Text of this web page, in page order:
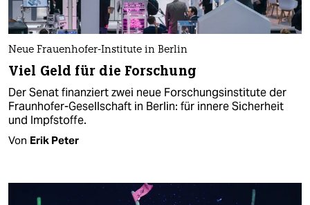
Neue Frauenhofer-Institute in Berlin
Viel Geld für die Forschung
Der Senat finanziert zwei neue Forschungsinstitute der
Fraunhofer-Gesellschaft in Berlin: für innere Sicherheit
und Impfstoffe.
Von Erik Peter